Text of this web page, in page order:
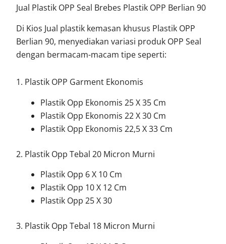
Jual Plastik OPP Seal Brebes Plastik OPP Berlian 90
Di Kios Jual plastik kemasan khusus Plastik OPP
Berlian 90, menyediakan variasi produk OPP Seal
dengan bermacam-macam tipe seperti:
1. Plastik OPP Garment Ekonomis
Plastik Opp Ekonomis 25 X 35 Cm
Plastik Opp Ekonomis 22 X 30 Cm
Plastik Opp Ekonomis 22,5 X 33 Cm
2. Plastik Opp Tebal 20 Micron Murni
Plastik Opp 6 X 10 Cm
Plastik Opp 10 X 12 Cm
Plastik Opp 25 X 30
3. Plastik Opp Tebal 18 Micron Murni